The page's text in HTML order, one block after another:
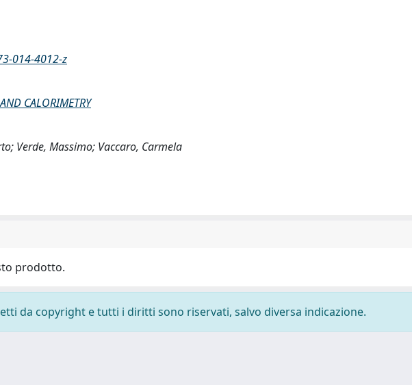
014-4012-z
CALORIMETRY
Verde, Massimo; Vaccaro, Carmela
prodotto.
da copyright e tutti i diritti sono riservati, salvo diversa indicazione.